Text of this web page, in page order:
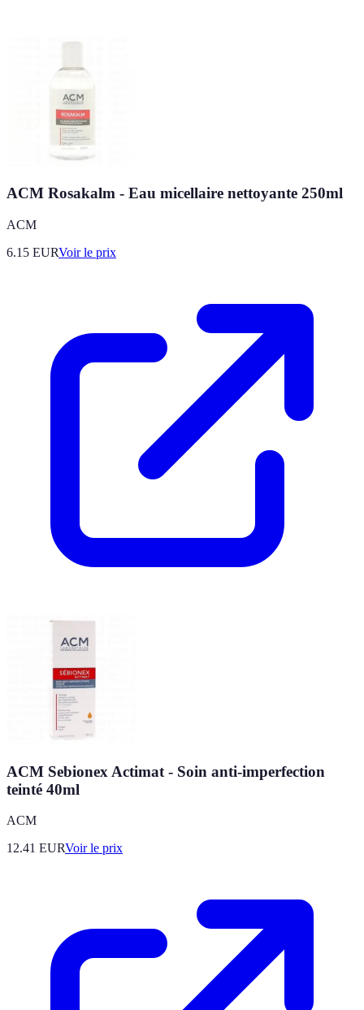
ACM Rosakalm - Eau micellaire nettoyante 250ml
ACM
6.15 EURVoir le prix
ACM Sebionex Actimat - Soin anti-imperfection
teinté 40ml
ACM
12.41 EURVoir le prix